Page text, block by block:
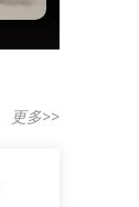
更多>>